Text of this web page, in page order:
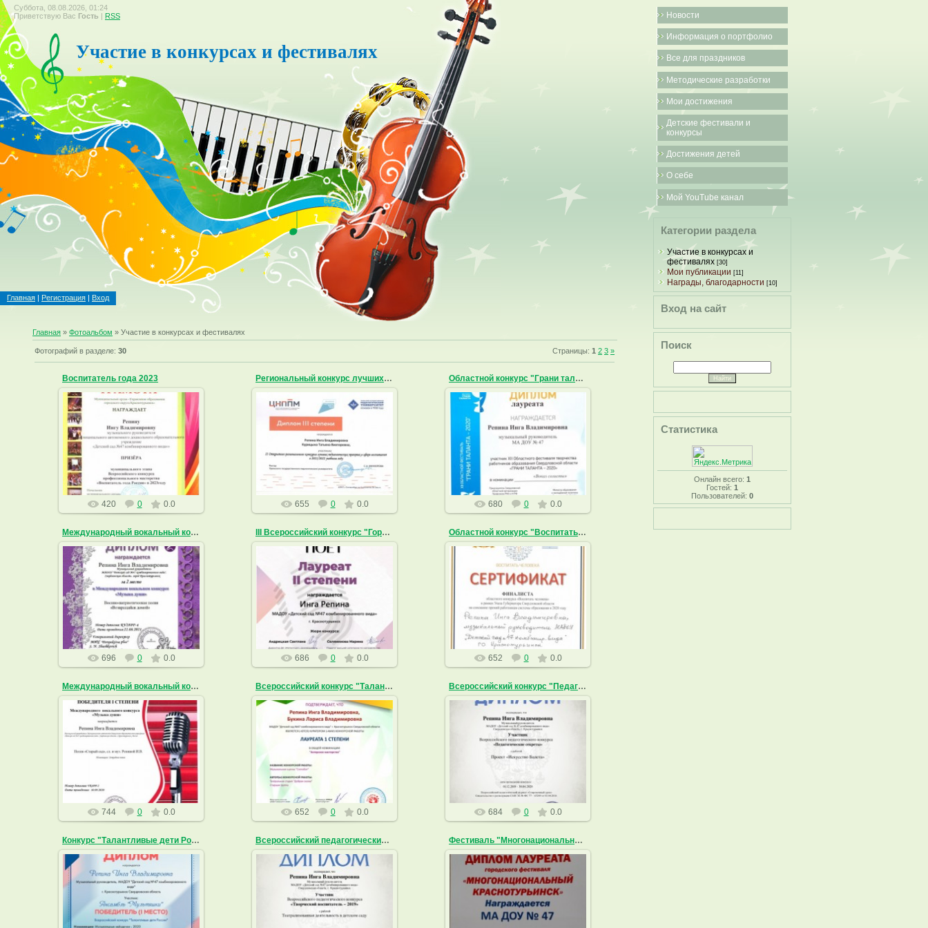
Суббота, 08.08.2026, 01:24
Приветствую Вас Гость | RSS
Участие в конкурсах и фестивалях
Главная | Регистрация | Вход
Главная »Фотоальбом » Участие в конкурсах и фестивалях
Фотографий в разделе:30 Страницы:1 2 3 »
Воспитатель года 2023
21.04.2023
ingarepina
420 0 0.0
Региональный конкурс лучших пед. практик
01.06.2022
Организатор УрГПУ
ingarepina
655 0 0.0
Областной конкурс "Грани таланта"
30.08.2021
ingarepina
680 0 0.0
Международный вокальный конкурс "Музыка души"
23.08.2021
ingarepina
696 0 0.0
III Всероссийский конкурс "Город поет"
02.02.2021
ingarepina
686 0 0.0
Областной конкурс "Воспитать человека"
02.11.2020
ingarepina
652 0 0.0
Международный вокальный конкурс "Музыка души"
22.09.2020
ingarepina
744 0 0.0
Всероссийский конкурс "Таланты России"
07.09.2020
ingarepina
652 0 0.0
Всероссийский конкурс "Педагогические секреты"
14.04.2020
ingarepina
684 0 0.0
Конкурс "Талантливые дети России"
14.04.2020
ingarepina
Всероссийский педагогический конкурс
14.04.2020
ingarepina
Фестиваль "Многонациональный Краснотурьинск"
14.04.2020
ingarepina
Новости
Информация о портфолио
Все для праздников
Методические разработки
Мои достижения
Детские фестивали и
конкурсы
Достижения детей
О себе
Мой YouTube канал
Категории раздела
Участие в конкурсах и
фестивалях [30]
Мои публикации [11]
Награды, благодарности [10]
Вход на сайт
Поиск
Статистика
Онлайн всего: 1
Гостей: 1
Пользователей: 0